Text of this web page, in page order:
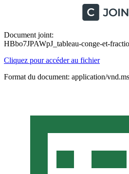
Document joint:
HBbo7JPAWpJ_tableau-conge-et-
Cliquez pour accéder au fichier
Format du document: application/